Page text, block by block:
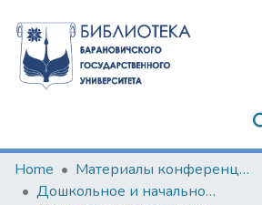
Communities & Collections
Home
Материалы конференций и семинаров
Дошкольное и начальное образование: опыт, проблемы, перспективы